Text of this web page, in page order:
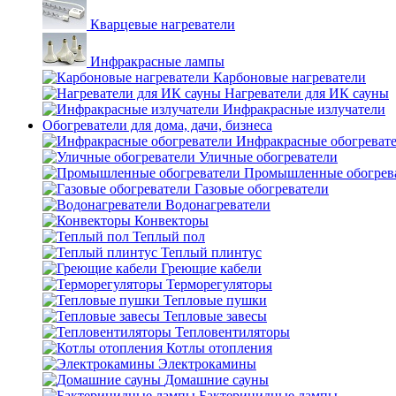
Кварцевые нагреватели
Инфракрасные лампы
Карбоновые нагреватели
Нагреватели для ИК сауны
Инфракрасные излучатели
Обогреватели для дома, дачи, бизнеса
Инфракрасные
Уличные обогреватели
Промышленные
Газовые обогреватели
Водонагреватели
Конвекторы
Теплый пол
Теплый плинтус
Греющие кабели
Терморегуляторы
Тепловые пушки
Тепловые завесы
Тепловентиляторы
Котлы отопления
Электрокамины
Домашние сауны